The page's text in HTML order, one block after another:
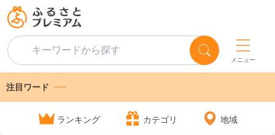
メニュー
注目ワード
ランキング カテゴリ 地域